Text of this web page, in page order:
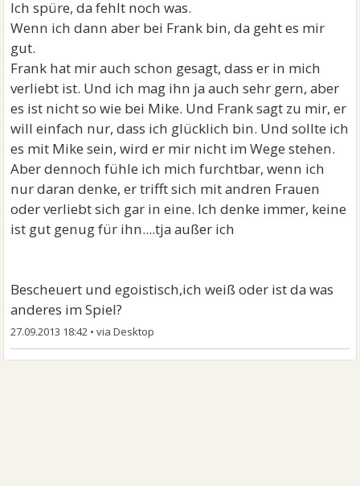
Ich spüre, da fehlt noch was.
Wenn ich dann aber bei Frank bin, da geht es mir
gut.
Frank hat mir auch schon gesagt, dass er in mich
verliebt ist. Und ich mag ihn ja auch sehr gern, aber
es ist nicht so wie bei Mike. Und Frank sagt zu mir, er
will einfach nur, dass ich glücklich bin. Und sollte ich
es mit Mike sein, wird er mir nicht im Wege stehen.
Aber dennoch fühle ich mich furchtbar, wenn ich
nur daran denke, er trifft sich mit andren Frauen
oder verliebt sich gar in eine. Ich denke immer, keine
ist gut genug für ihn....tja außer ich
Bescheuert und egoistisch,ich weiß oder ist da was
anderes im Spiel?
27.09.2013 18:42 •